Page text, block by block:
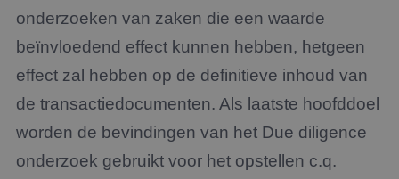
onderzoeken van zaken die een waarde
beïnvloedend effect kunnen hebben, hetgeen
effect zal hebben op de definitieve inhoud van
de transactiedocumenten. Als laatste hoofddoel
worden de bevindingen van het Due diligence
onderzoek gebruikt voor het opstellen c.q.